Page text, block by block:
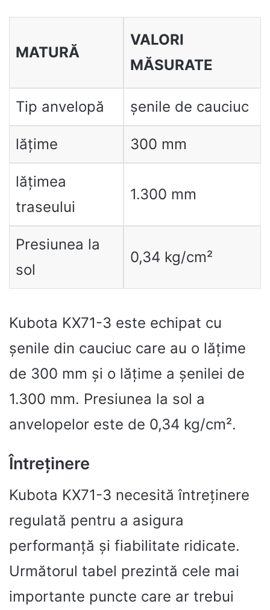
MATURĂ
VALORI
MĂSURATE
Tip anvelopă șenile de cauciuc
lățime 300 mm
lățimea
traseului
1.300 mm
Presiunea la
sol
0,34 kg/cm²
Kubota KX71-3 este echipat cu
șenile din cauciuc care au o lățime
de 300 mm și o lățime a șenilei de
1.300 mm. Presiunea la sol a
anvelopelor este de 0,34 kg/cm².
Întreținere
Kubota KX71-3 necesită întreținere
regulată pentru a asigura
performanță și fiabilitate ridicate.
Următorul tabel prezintă cele mai
importante puncte care ar trebui